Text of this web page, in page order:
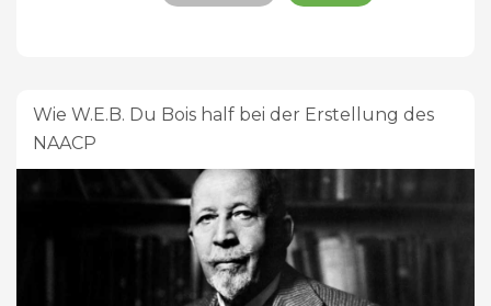
Wie W.E.B. Du Bois half bei der Erstellung des
NAACP